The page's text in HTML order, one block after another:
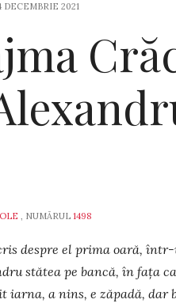
DECEMBRIE 2021
, NUMĂRUL 1498
despre el prima oară,
stătea pe bancă, în fața
iarna, a nins, e zăpadă,